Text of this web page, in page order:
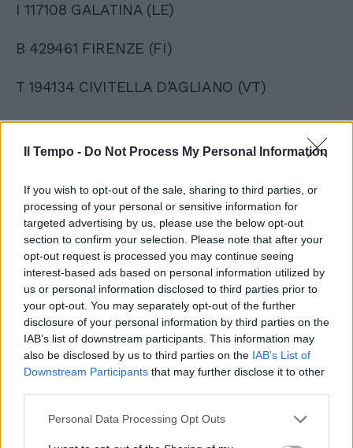
Il Tempo - Do Not Process My Personal Information
If you wish to opt-out of the sale, sharing to third parties, or
processing of your personal or sensitive information for
targeted advertising by us, please use the below opt-out
section to confirm your selection. Please note that after your
opt-out request is processed you may continue seeing
interest-based ads based on personal information utilized by
us or personal information disclosed to third parties prior to
your opt-out. You may separately opt-out of the further
disclosure of your personal information by third parties on the
IAB’s list of downstream participants. This information may
also be disclosed by us to third parties on the IAB’s List of
Downstream Participants that may further disclose it to other
Personal Data Processing Opt Outs
I 117108 GALATINA (LE)
B 429461 FIRENZE (FI)
T 194134 CIVITELLA D'AGLIANO (VT)
A 187499 DISTRIBUTORE LOCALE
TORTORETO (TE)
I 424436 SESTO SAN GIOVANNI (MI)
N 164641 VAREDO (MB)
T 478774 TORINO (TO)
M 355049 TORINO (TO)
L 439043 RICCIONE (RN)
G 178758 BASTIA UMBRA (PG)
I 163257 ORVIETO (TR)